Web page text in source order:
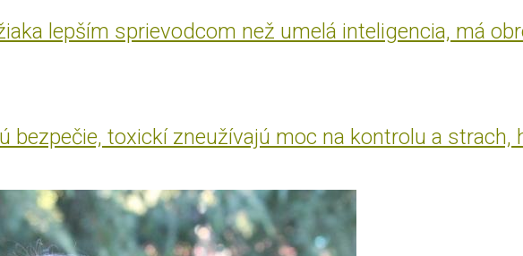
lepším sprievodcom než umelá inteligencia, má
bezpečie, toxickí zneužívajú moc na kontrolu a strach,